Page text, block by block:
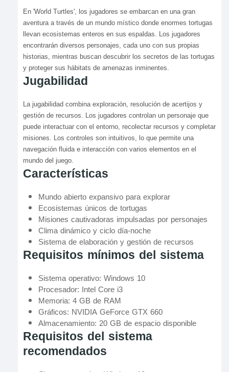
En 'World Turtles', los jugadores se embarcan en una gran
aventura a través de un mundo místico donde enormes tortugas
llevan ecosistemas enteros en sus espaldas. Los jugadores
encontrarán diversos personajes, cada uno con sus propias
historias, mientras buscan descubrir los secretos de las tortugas
y proteger sus hábitats de amenazas inminentes.
Jugabilidad
La jugabilidad combina exploración, resolución de acertijos y
gestión de recursos. Los jugadores controlan un personaje que
puede interactuar con el entorno, recolectar recursos y completar
misiones. Los controles son intuitivos, lo que permite una
navegación fluida e interacción con varios elementos en el
mundo del juego.
Características
Mundo abierto expansivo para explorar
Ecosistemas únicos de tortugas
Misiones cautivadoras impulsadas por personajes
Clima dinámico y ciclo día-noche
Sistema de elaboración y gestión de recursos
Requisitos mínimos del sistema
Sistema operativo: Windows 10
Procesador: Intel Core i3
Memoria: 4 GB de RAM
Gráficos: NVIDIA GeForce GTX 660
Almacenamiento: 20 GB de espacio disponible
Requisitos del sistema
recomendados